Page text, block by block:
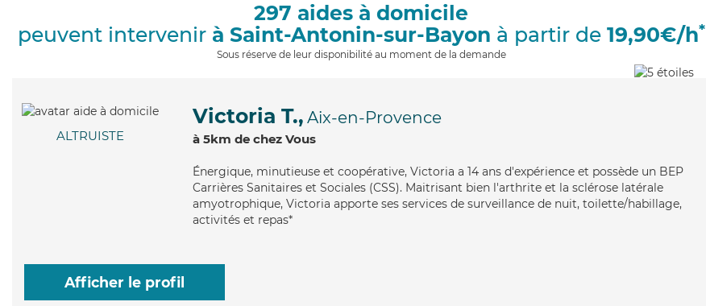
297 aides à domicile
peuvent intervenir à Saint-Antonin-sur-Bayon à partir de 19,90€/h*
Sous réserve de leur disponibilité au moment de la demande
ALTRUISTE
Victoria T., Aix-en-Provence
à 5km de chez Vous
Énergique, minutieuse et coopérative, Victoria a 14 ans d'expérience et possède un BEP
Carrières Sanitaires et Sociales (CSS). Maitrisant bien l'arthrite et la sclérose latérale
amyotrophique, Victoria apporte ses services de surveillance de nuit, toilette/habillage,
activités et repas*
Afficher le profil